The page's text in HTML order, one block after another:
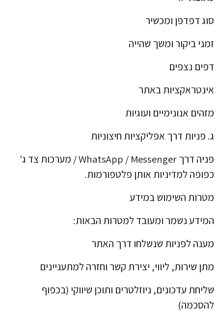
סוג דפדפן ומכשיר
זמני ביקור ומשך שהייה
דפים נצפים
אינטראקציות באתר
מזהים אנונימיים ועוגיות
ג. פניות דרך אפליקציות חיצוניות
פניה דרך WhatsApp / Messenger / מערכות צד ג'
כפופה למדיניות אותן פלטפורמות.
מטרות השימוש במידע
המידע נשמר ומעובד למטרות הבאות:
מענה לפניות שנשלחו דרך האתר
מתן שירות, ליווי, יצירת קשר וחזרה למתעניינים
שליחת עדכונים, ניוזלטרים ותוכן שיווקי (בכפוף
להסכמה)